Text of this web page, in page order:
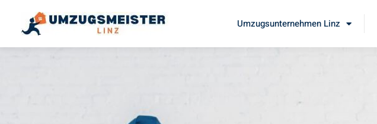
Umzugsunternehmen Linz